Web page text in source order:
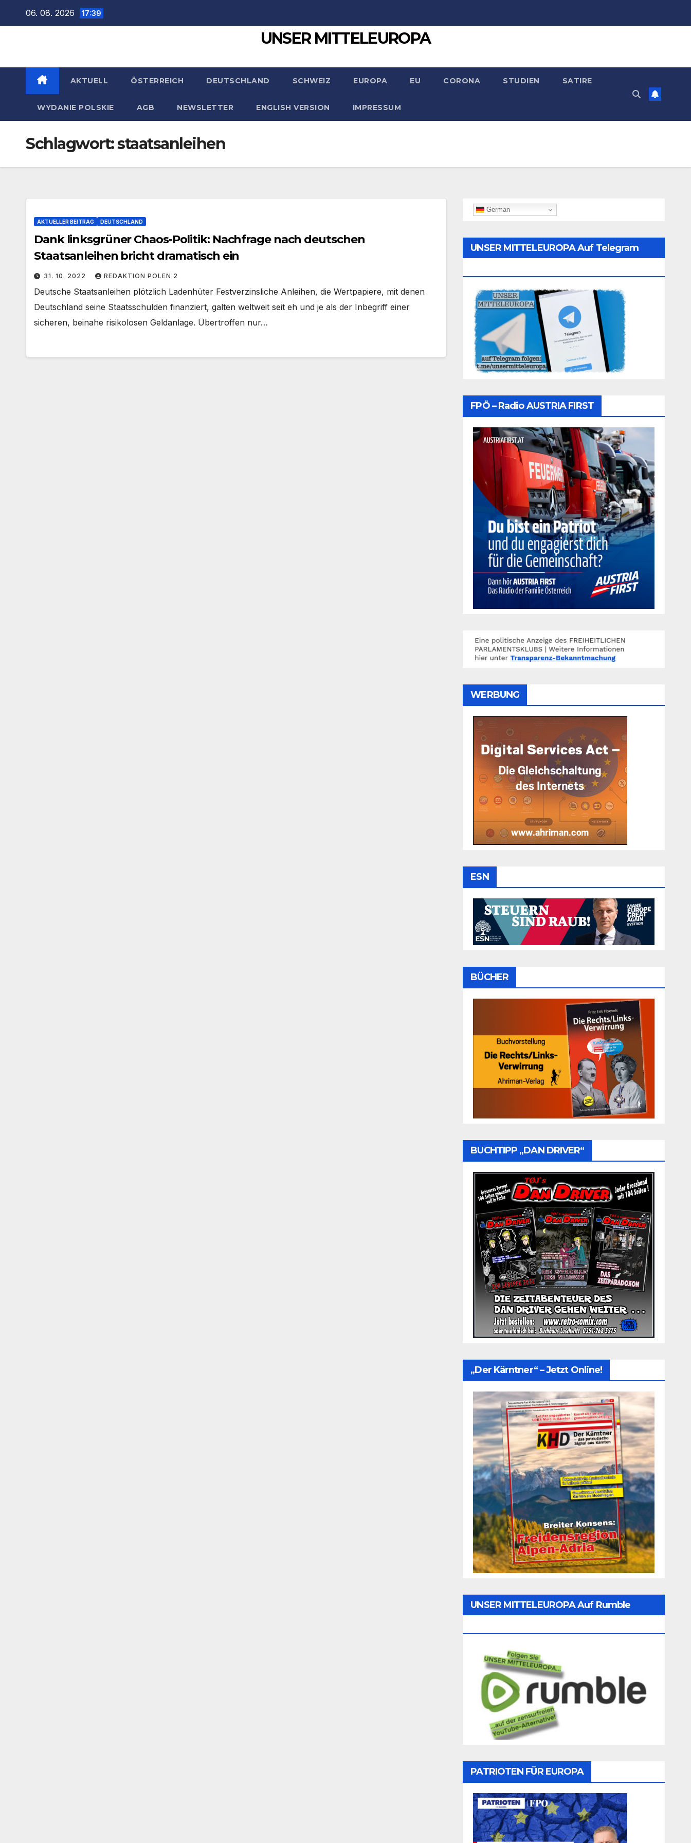
06. 08. 2026 17:39
UNSER MITTELEUROPA
AKTUELL ÖSTERREICH DEUTSCHLAND SCHWEIZ EUROPA EU CORONA STUDIEN SATIRE
WYDANIE POLSKIE AGB NEWSLETTER ENGLISH VERSION IMPRESSUM
Schlagwort:staatsanleihen
AKTUELLER BEITRAG DEUTSCHLAND
Dank linksgrüner Chaos-Politik: Nachfrage nach deutschen
Staatsanleihen bricht dramatisch ein
31. 10. 2022 REDAKTION POLEN 2
Deutsche Staatsanleihen plötzlich Ladenhüter Festverzinsliche Anleihen, die Wertpapiere, mit denen
Deutschland seine Staatsschulden finanziert, galten weltweit seit eh und je als der Inbegriff einer
sicheren, beinahe risikolosen Geldanlage. Übertroffen nur…
German
UNSER MITTELEUROPA Auf Telegram
FPÖ – Radio AUSTRIA FIRST
WERBUNG
ESN
BÜCHER
BUCHTIPP „DAN DRIVER“
„Der Kärntner“ – Jetzt Online!
UNSER MITTELEUROPA Auf Rumble
PATRIOTEN FÜR EUROPA